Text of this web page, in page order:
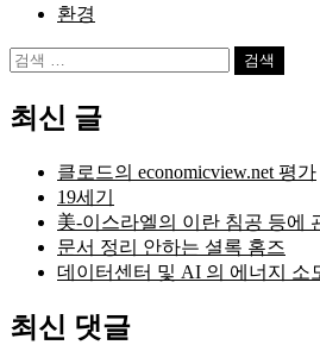
환경
검
최신 글
클로드의 economicview.net 평가
19세기
美-이스라엘의 이란 침공 등에
문서 정리 안하는 셜록 홈즈
데이터센터 및 AI 의 에너지 소
최신 댓글